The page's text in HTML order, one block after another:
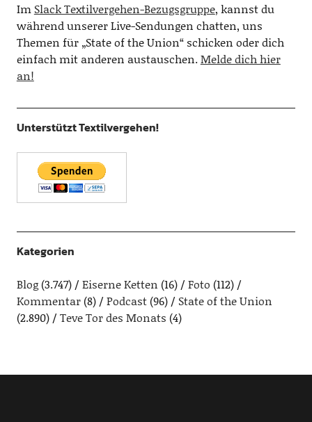
Im Slack Textilvergehen-Bezugsgruppe, kannst du
während unserer Live-Sendungen chatten, uns
Themen für „State of the Union“ schicken oder dich
einfach mit anderen austauschen.Melde dich hier
an!
Unterstützt Textilvergehen!
Kategorien
Blog(3.747) Eiserne Ketten (16) Foto (112)
Kommentar(8) Podcast(96)
State of the Union
(2.890)
Teve Tor des Monats (4)